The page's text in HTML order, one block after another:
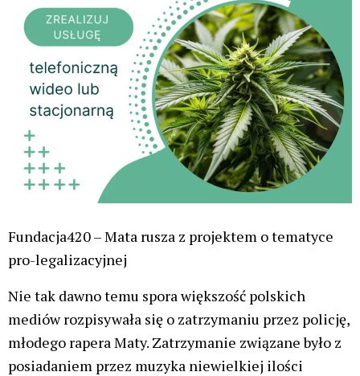
Fundacja420 – Mata rusza z projektem o tematyce
pro-legalizacyjnej
Nie tak dawno temu spora większość polskich
mediów rozpisywała się o zatrzymaniu przez policję,
młodego rapera Maty. Zatrzymanie związane było z
posiadaniem przez muzyka niewielkiej ilości